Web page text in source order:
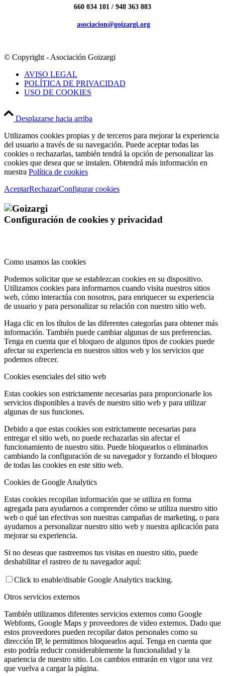
660 034 101 / 948 363 883
asociacion@goizargi.org
© Copyright - Asociación Goizargi
AVISO LEGAL
POLÍTICA DE PRIVACIDAD
USO DE COOKIES
Desplazarse hacia arriba
Utilizamos cookies propias y de terceros para mejorar la experiencia
del usuario a través de su navegación. Puede aceptar todas las
cookies o rechazarlas, también tendrá la opción de personalizar las
cookies que desea que se instalen. Obtendrá más información en
nuestra Política de cookies
AceptarRechazarConfigurar cookies
Configuración de cookies y privacidad
Como usamos las cookies
Podemos solicitar que se establezcan cookies en su dispositivo.
Utilizamos cookies para informarnos cuando visita nuestros sitios
web, cómo interactúa con nosotros, para enriquecer su experiencia
de usuario y para personalizar su relación con nuestro sitio web.
Haga clic en los títulos de las diferentes categorías para obtener más
información. También puede cambiar algunas de sus preferencias.
Tenga en cuenta que el bloqueo de algunos tipos de cookies puede
afectar su experiencia en nuestros sitios web y los servicios que
podemos ofrecer.
Cookies esenciales del sitio web
Estas cookies son estrictamente necesarias para proporcionarle los
servicios disponibles a través de nuestro sitio web y para utilizar
algunas de sus funciones.
Debido a que estas cookies son estrictamente necesarias para
entregar el sitio web, no puede rechazarlas sin afectar el
funcionamiento de nuestro sitio. Puede bloquearlos o eliminarlos
cambiando la configuración de su navegador y forzando el bloqueo
de todas las cookies en este sitio web.
Cookies de Google Analytics
Estas cookies recopilan información que se utiliza en forma
agregada para ayudarnos a comprender cómo se utiliza nuestro sitio
web o qué tan efectivas son nuestras campañas de marketing, o para
ayudarnos a personalizar nuestro sitio web y nuestra aplicación para
mejorar su experiencia.
Si no deseas que rastreemos tus visitas en nuestro sitio, puede
deshabilitar el rastreo de tu navegador aquí:
Click to enable/disable Google Analytics tracking.
Otros servicios externos
También utilizamos diferentes servicios externos como Google
Webfonts, Google Maps y proveedores de video externos. Dado que
estos proveedores pueden recopilar datos personales como su
dirección IP, le permitimos bloquearlos aquí. Tenga en cuenta que
esto podría reducir considerablemente la funcionalidad y la
apariencia de nuestro sitio. Los cambios entrarán en vigor una vez
que vuelva a cargar la página.